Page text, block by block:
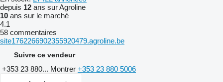
depuis 12 ans sur Agroline
10 ans sur le marché
4.1
58 commentaires
site1762266902355920479.agroline.be
Suivre ce vendeur
+353 23 880... Montrer +353 23 880 5006